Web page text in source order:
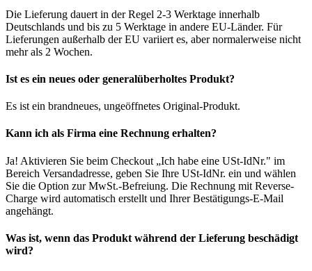
Die Lieferung dauert in der Regel 2-3 Werktage innerhalb
Deutschlands und bis zu 5 Werktage in andere EU-Länder. Für
Lieferungen außerhalb der EU variiert es, aber normalerweise nicht
mehr als 2 Wochen.
Ist es ein neues oder generalüberholtes Produkt?
Es ist ein brandneues, ungeöffnetes Original-Produkt.
Kann ich als Firma eine Rechnung erhalten?
Ja! Aktivieren Sie beim Checkout „Ich habe eine USt-IdNr." im
Bereich Versandadresse, geben Sie Ihre USt-IdNr. ein und wählen
Sie die Option zur MwSt.-Befreiung. Die Rechnung mit Reverse-
Charge wird automatisch erstellt und Ihrer Bestätigungs-E-Mail
angehängt.
Was ist, wenn das Produkt während der Lieferung beschädigt
wird?